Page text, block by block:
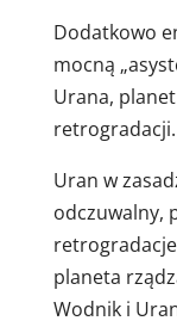
Dodatkowo
mocną
Urana,
retrogradacji.
Uran w
odczuwalny,
planeta
Wodnik i